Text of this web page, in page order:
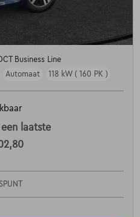
Business Line
Automaat 118 kW ( 160 PK )
laatste